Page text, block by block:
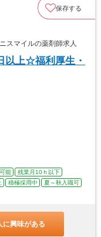
保存する
スマイルの薬剤師求人
以上☆福利厚生・
能
残業月10ｈ以下
積極採用中
夏～秋入職可
に興味がある